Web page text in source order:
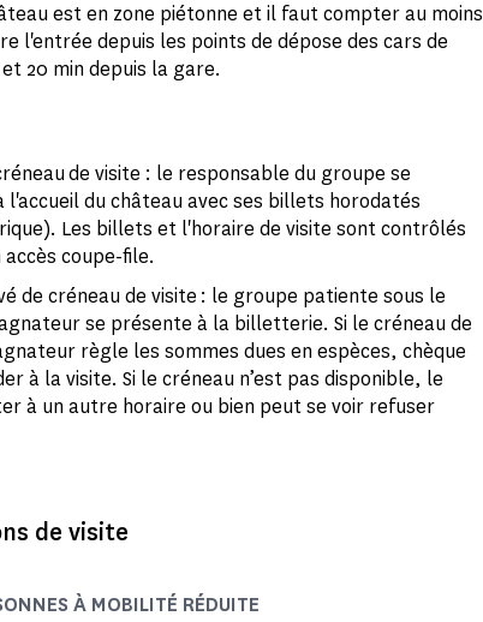
est en zone piétonne et il faut compter au moins
l'entrée depuis les points de dépose des cars de
20 min depuis la gare.
de visite : le responsable du groupe se
du château avec ses billets horodatés
Les billets et l'horaire de visite sont contrôlés
coupe-file.
de créneau de visite : le groupe patiente sous le
se présente à la billetterie. Si le créneau de
règle les sommes dues en espèces, chèque
à la visite. Si le créneau n’est pas disponible, le
à un autre horaire ou bien peut se voir refuser
de visite
À MOBILITÉ RÉDUITE